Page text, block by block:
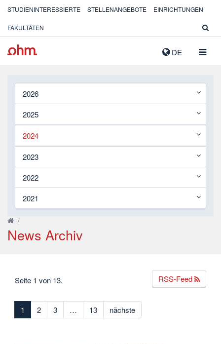
DE
STUDIENINTERESSIERTE STELLENANGEBOTE EINRICHTUNGEN
FAKULTÄTEN
2026
2025
2024
2023
2022
2021
/
News Archiv
RSS-Feed
Seite 1 von 13.
1 2 3 … 13 nächste